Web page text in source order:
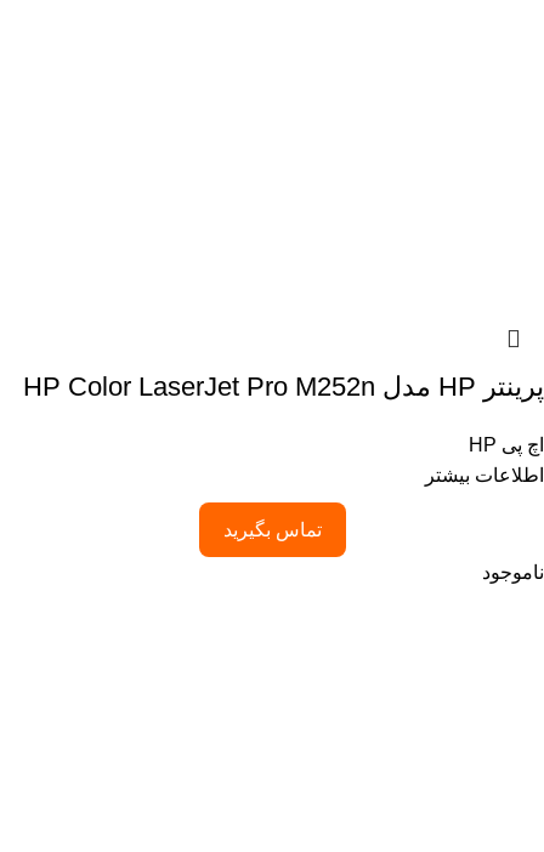
پرینتر HP مدل HP Color LaserJet Pro M252n
اچ پی HP
اطلاعات بیشتر
تماس بگیرید
ناموجود